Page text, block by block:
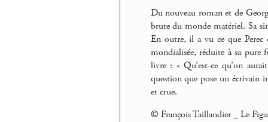
Du nouveau roman et de
brute du monde matériel. Sa
En outre, il a vu ce que
mondialisée, réduite à sa
livre : « Qu’est-ce qu’on
question que pose un écrivain
et crue.
© François Taillandier _ Le